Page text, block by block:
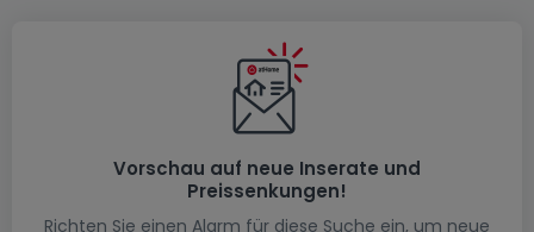
Vorschau auf neue Inserate und
Preissenkungen!
Richten Sie einen Alarm für diese Suche ein, um neue